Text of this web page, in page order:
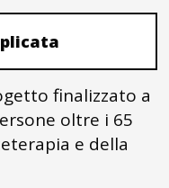
finalizzato a
oltre i 65
e della